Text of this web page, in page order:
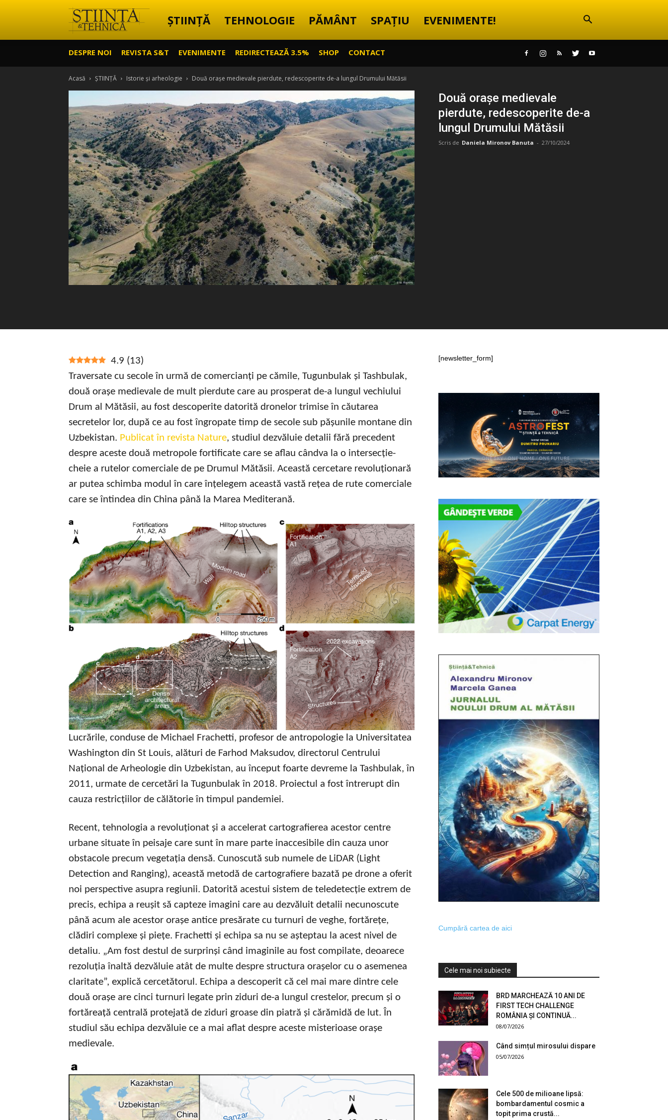
Știință
ȘTIINȚĂ TEHNOLOGIE PĂMÂNT SPAȚIU EVENIMENTE!
DESPRE NOI REVISTA S&T EVENIMENTE REDIRECTEAZĂ 3.5% SHOP CONTACT
Acasă ȘTIINȚĂ Istorie și arheologie Două orașe medievale pierdute, redescoperite de-a lungul Drumului Mătăsii
Două orașe medievale
pierdute, redescoperite de-a
lungul Drumului Mătăsii
Scris de Daniela Mironov Banuta - 27/10/2024
4.9 (13)
Traversate cu secole în urmă de comercianți pe cămile, Tugunbulak și Tashbulak,
două orașe medievale de mult pierdute care au prosperat de-a lungul vechiului
Drum al Mătăsii, au fost descoperite datorită dronelor trimise în căutarea
secretelor lor, după ce au fost îngropate timp de secole sub pășunile montane din
Uzbekistan. Publicat în revista Nature, studiul dezvăluie detalii fără precedent
despre aceste două metropole fortificate care se aflau cândva la o intersecție-
cheie a rutelor comerciale de pe Drumul Mătăsii. Această cercetare revoluționară
ar putea schimba modul în care înțelegem această vastă rețea de rute comerciale
care se întindea din China până la Marea Mediterană.
Lucrările, conduse de Michael Frachetti, profesor de antropologie la Universitatea
Washington din St Louis, alături de Farhod Maksudov, directorul Centrului
Național de Arheologie din Uzbekistan, au început foarte devreme la Tashbulak, în
2011, urmate de cercetări la Tugunbulak în 2018. Proiectul a fost întrerupt din
cauza restricțiilor de călătorie în timpul pandemiei.
Recent, tehnologia a revoluționat și a accelerat cartografierea acestor centre
urbane situate în peisaje care sunt în mare parte inaccesibile din cauza unor
obstacole precum vegetația densă. Cunoscută sub numele de LiDAR (Light
Detection and Ranging), această metodă de cartografiere bazată pe drone a oferit
noi perspective asupra regiunii. Datorită acestui sistem de teledetecție extrem de
precis, echipa a reușit să capteze imagini care au dezvăluit detalii necunoscute
până acum ale acestor orașe antice presărate cu turnuri de veghe, fortărețe,
clădiri complexe și piețe. Frachetti și echipa sa nu se așteptau la acest nivel de
detaliu. „Am fost destul de surprinși când imaginile au fost compilate, deoarece
rezoluția înaltă dezvăluie atât de multe despre structura orașelor cu o asemenea
claritate”, explică cercetătorul. Echipa a descoperit că cel mai mare dintre cele
două orașe are cinci turnuri legate prin ziduri de-a lungul crestelor, precum și o
fortăreață centrală protejată de ziduri groase din piatră și cărămidă de lut. În
studiul său echipa dezvăluie ce a mai aflat despre aceste misterioase orașe
medievale.
[newsletter_form]
Cumpără cartea de aici
Cele mai noi subiecte
BRD MARCHEAZĂ 10 ANI DE
FIRST TECH CHALLENGE
ROMÂNIA ȘI CONTINUĂ...
08/07/2026
Când simțul mirosului dispare
05/07/2026
Cele 500 de milioane lipsă:
bombardamentul cosmic a
topit prima crustă...